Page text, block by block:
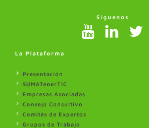
Síguenos
La Plataforma
Presentación
SUMATenerTIC
Empresas Asociadas
Consejo Consultivo
Comités de Expertos
Grupos de Trabajo